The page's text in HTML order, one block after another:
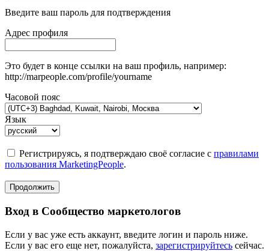
Введите ваш пароль для подтверждения
Адрес профиля
Это будет в конце ссылки на ваш профиль, например:
http://marpeople.com/profile/yourname
Часовой пояс
Язык
Регистрируясь, я подтверждаю своё согласие с правилами
пользования MarketingPeople.
Продолжить
Вход в Сообщество маркетологов
Если у вас уже есть аккаунт, введите логин и пароль ниже.
Если у вас его еще нет, пожалуйста, зарегистрируйтесь сейчас.